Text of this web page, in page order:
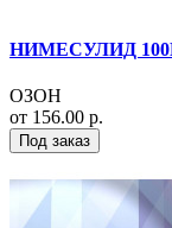
НИМЕСУЛИД
ОЗОН
от 156.00 р.
Под заказ